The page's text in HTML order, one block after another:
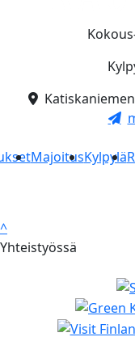
MajoitusKylpylä
^
Yhteistyössä